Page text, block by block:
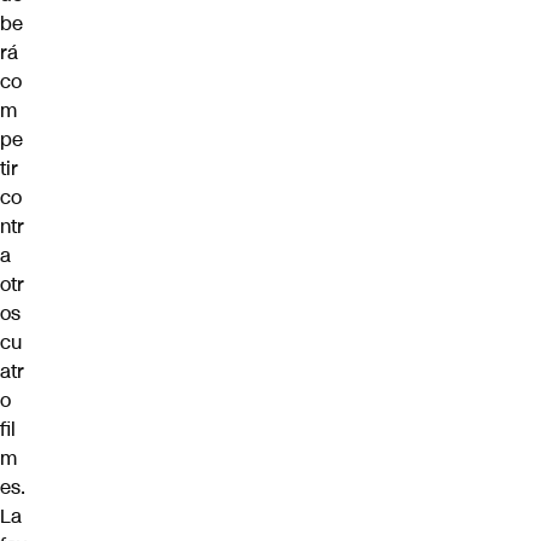
be
rá
co
m
pe
tir
co
ntr
a
otr
os
cu
atr
o
fil
m
es.
La